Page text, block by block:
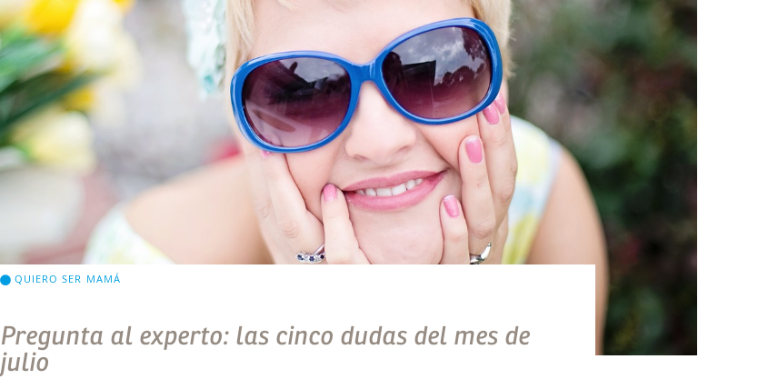
QUIERO SER MAMÁ
Pregunta al experto: las cinco dudas del mes de
julio